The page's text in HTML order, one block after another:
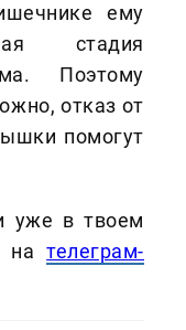
ему
стадия
Поэтому
отказ от
помогут
уже в твоем
нателеграм-